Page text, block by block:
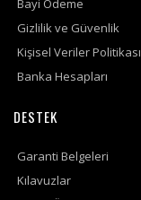
Bayi Ödeme
Gizlilik ve Güvenlik
Kişisel Veriler Politikası
Banka Hesapları
DESTEK
Garanti Belgeleri
Kılavuzlar